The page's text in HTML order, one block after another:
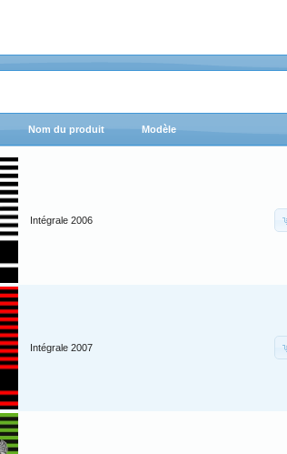
Nom du produit Modèle
Intégrale 2006
Intégrale 2007